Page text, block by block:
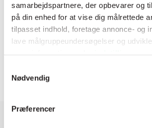
samarbejdspartnere, der opbevarer og
på din enhed for at vise dig målrettede
tilpasset indhold, foretage annonce- og
lave målgruppeundersøgelser og
tilbage eller ændre indstillinger fra vores
"Cookiedeklaration", eller ved at trykke
Nødvendig
Præferencer
Accelerated HS Hardener